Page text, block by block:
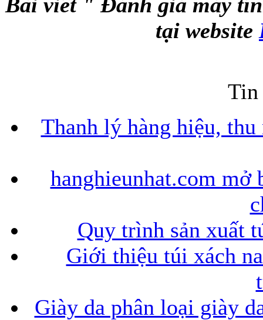
tại website
Tin
Thanh lý hàng hiệu,
hanghieunhat.com
Quy trình sản xuất
Giới thiệu túi xách
Giày da phân loại giày